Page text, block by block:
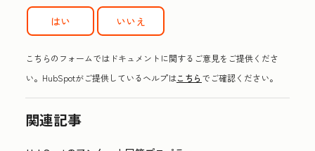
はい いいえ
こちらのフォームではドキュメントに関するご意見をご提供くださ
い。HubSpotがご提供しているヘルプはこちらでご確認ください。
関連記事